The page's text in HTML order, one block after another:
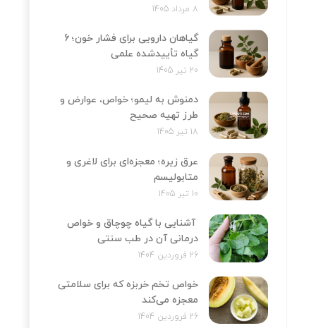
8 مرداد 1405
گیاهان دارویی برای فشار خون؛ 6
گیاه تأییدشده علمی
20 تیر 1405
دمنوش به لیمو؛ خواص، عوارض و
طرز تهیه صحیح
18 تیر 1405
عرق زیره؛ معجزه‌ای برای لاغری و
متابولیسم
10 تیر 1405
آشنایی با گیاه چوچاق و خواص
درمانی آن در طب سنتی
26 فروردین 1404
خواص تخم خربزه که برای سلامتی
معجزه می‌کند
26 فروردین 1404